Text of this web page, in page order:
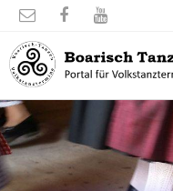
  